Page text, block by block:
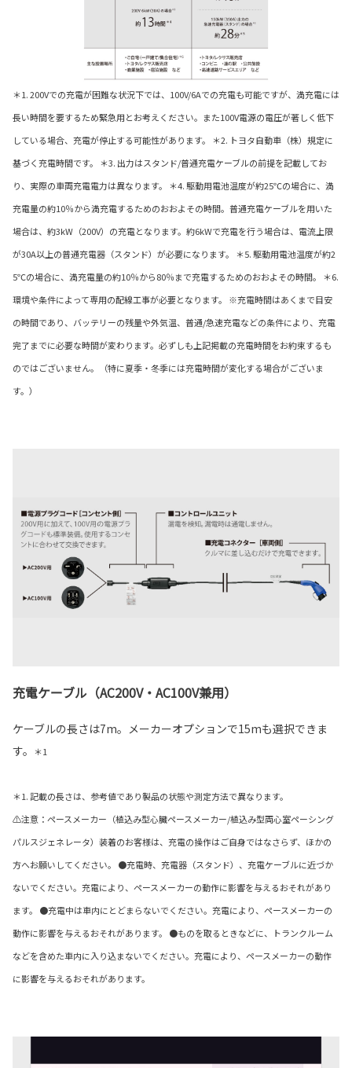
＊1. 200Vでの充電が困難な状況下では、100V/6Aでの充電も可能ですが、満充電には
長い時間を要するため緊急用とお考えください。また100V電源の電圧が著しく低下
している場合、充電が停止する可能性があります。 ＊2. トヨタ自動車（株）規定に
基づく充電時間です。 ＊3. 出力はスタンド/普通充電ケーブルの前提を記載してお
り、実際の車両充電電力は異なります。 ＊4. 駆動用電池温度が約25℃の場合に、満
充電量の約10％から満充電するためのおおよその時間。普通充電ケーブルを用いた
場合は、約3kW（200V）の充電となります。約6kWで充電を行う場合は、電流上限
が30A以上の普通充電器（スタンド）が必要になります。 ＊5. 駆動用電池温度が約2
5℃の場合に、満充電量の約10％から80％まで充電するためのおおよその時間。 ＊6.
環境や条件によって専用の配線工事が必要となります。 ※充電時間はあくまで目安
の時間であり、バッテリーの残量や外気温、普通/急速充電などの条件により、充電
完了までに必要な時間が変わります。必ずしも上記掲載の充電時間をお約束するも
のではございません。（特に夏季・冬季には充電時間が変化する場合がございま
す。）
充電ケーブル（AC200V・AC100V兼用）
ケーブルの長さは7m。メーカーオプションで15mも選択できま
す。
＊1
＊1. 記載の長さは、参考値であり製品の状態や測定方法で異なります。
⚠注意：ペースメーカー（植込み型心臓ペースメーカー/植込み型両心室ペーシング
パルスジェネレータ）装着のお客様は、充電の操作はご自身ではなさらず、ほかの
方へお願いしてください。 ●充電時、充電器（スタンド）、充電ケーブルに近づか
ないでください。充電により、ペースメーカーの動作に影響を与えるおそれがあり
ます。 ●充電中は車内にとどまらないでください。充電により、ペースメーカーの
動作に影響を与えるおそれがあります。 ●ものを取るときなどに、トランクルーム
などを含めた車内に入り込まないでください。充電により、ペースメーカーの動作
に影響を与えるおそれがあります。